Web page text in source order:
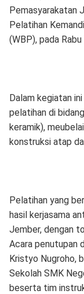
Pemasyarakatan
Pelatihan
(WBP), pada
Dalam kegiatan
pelatihan di
keramik),
konstruksi atap
Pelatihan yang
hasil kerjasama
Jember, dengan
Acara penutupan
Kristyo Nugroho,
Sekolah SMK
beserta tim